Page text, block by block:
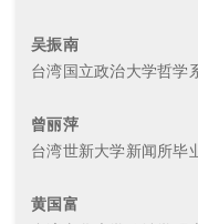
吴振南
台湾国立政治大学哲学
曾丽萍
台湾世新大学新闻所毕
黄国富